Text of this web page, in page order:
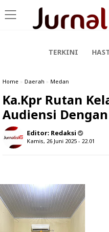
TERKINI
Home » Daerah » Medan
Ka.Kpr Rutan
Audiensi
Editor: Redaksi
Kamis, 26 Juni 2025 - 22.01